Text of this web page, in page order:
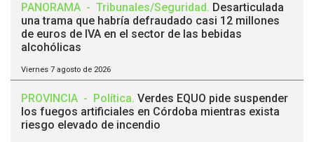
PANORAMA - Tribunales/Seguridad. Desarticulada
una trama que habría defraudado casi 12 millones
de euros de IVA en el sector de las bebidas
alcohólicas
Viernes 7 agosto de 2026
PROVINCIA - Política. Verdes EQUO pide suspender
los fuegos artificiales en Córdoba mientras exista
riesgo elevado de incendio